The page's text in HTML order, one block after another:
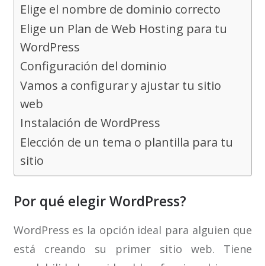
Elige el nombre de dominio correcto
Elige un Plan de Web Hosting para tu
WordPress
Configuración del dominio
Vamos a configurar y ajustar tu sitio
web
Instalación de WordPress
Elección de un tema o plantilla para tu
sitio
Por qué elegir WordPress?
WordPress es la opción ideal para alguien que
está creando su primer sitio web. Tiene